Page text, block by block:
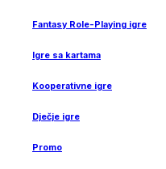
Fantasy Role-Playing igre
Igre sa kartama
Kooperativne igre
Dječje igre
Promo